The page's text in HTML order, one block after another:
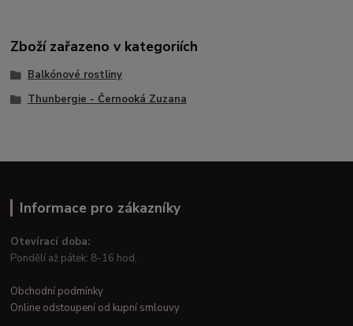
Zboží zařazeno v kategoriích
Balkónové rostliny
Thunbergie - Černooká Zuzana
Informace pro zákazníky
Otevírací doba:
Pondělí až pátek: 8-16 hod.
Obchodní podmínky
Online odstoupení od kupní smlouvy